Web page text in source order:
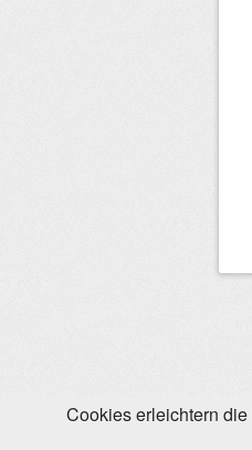
Cookies erleichtern